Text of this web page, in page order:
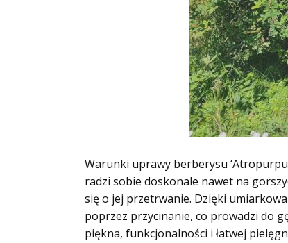
Warunki uprawy berberysu
radzi sobie doskonale nawet na
się o jej przetrwanie. Dzięki
poprzez przycinanie, co prowadzi do
piękna, funkcjonalności i łatwej